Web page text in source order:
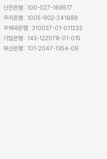
신한은행 : 100-027-169517
우리은행 : 1005-902-241888
우체국은행 : 310037-01-011233
기업은행 : 143-122078-01-015
부산은행 : 101-2047-1354-09